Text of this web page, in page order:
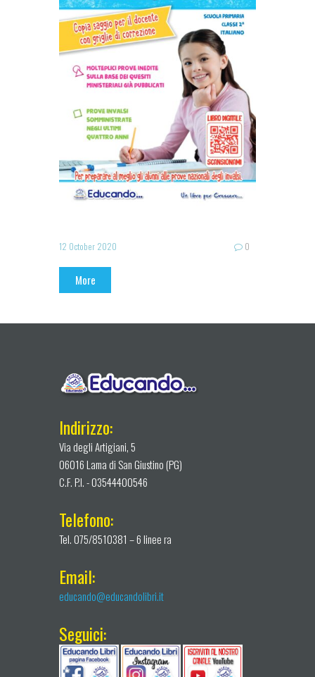
12 October 2020 0
More
Indirizzo:
Via degli Artigiani, 5
06016 Lama di San Giustino (PG)
C.F. P.I. - 03544400546
Telefono:
Tel. 075/8510381 – 6 linee ra
Email:
educando@educandolibri.it
Seguici: